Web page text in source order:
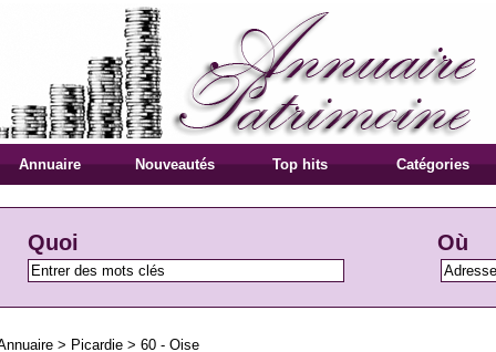
Annuaire Nouveautés Top hits Catégories
Quoi Où
> Picardie > 60 - Oise